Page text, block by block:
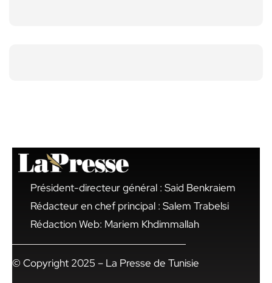
Président-directeur général : Said Benkraiem
Rédacteur en chef principal : Salem Trabelsi
Rédaction Web: Mariem Khdimmallah
© Copyright 2025 – La Presse de Tunisie